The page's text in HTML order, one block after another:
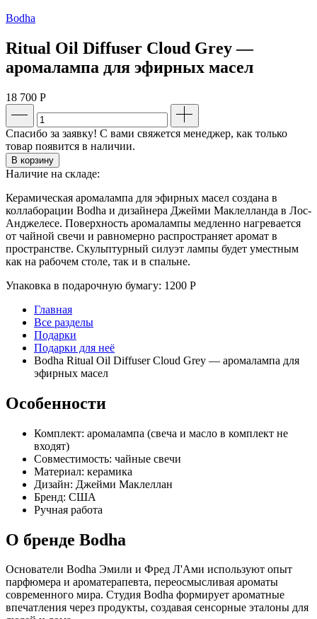
Bodha
Ritual Oil Diffuser Cloud Grey —
аромалампа для эфирных масел
18 700 Р
Спасибо за заявку! С вами свяжется менеджер, как только
товар появится в наличии.
В корзину
Наличие на складе:
Керамическая аромалампа для эфирных масел создана в
коллаборации Bodha и дизайнера Джейми Маклелланда в Лос-
Анджелесе. Поверхность аромалампы медленно нагревается
от чайной свечи и равномерно распространяет аромат в
пространстве. Скульптурный силуэт лампы будет уместным
как на рабочем столе, так и в спальне.
Упаковка в подарочную бумагу: 1200 Р
Главная
Все разделы
Подарки
Подарки для неё
Bodha Ritual Oil Diffuser Cloud Grey — аромалампа для
эфирных масел
Особенности
Комплект: аромалампа (свеча и масло в комплект не
входят)
Совместимость: чайные свечи
Материал: керамика
Дизайн: Джейми Маклеллан
Бренд: США
Ручная работа
О бренде Bodha
Основатели Bodha Эмили и Фред Л'Ами используют опыт
парфюмера и ароматерапевта, переосмысливая ароматы
современного мира. Студия Bodha формирует ароматные
впечатления через продукты, создавая сенсорные эталоны для